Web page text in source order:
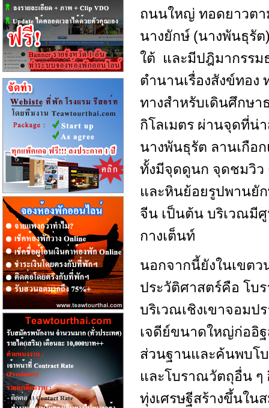
ถนนใหญ่ ทอดยาวตา
นางยักษ์ (นางพันธุรั
ใต้ และมีปฎิมากรรม
ตำนานเรื่องสังข์ทอง
ทางสำหรับเดินศึกษา
กิโลเมตร ผ่านจุดที่น่
นางพันธุรัต ลานเกือ
ทั้งมีจุดดูนก จุดชมวิว
และหินย้อยรูปพานยั
จีน เป็นต้น บริเวณมี
กางเต็นท์
นอกจากนี้ยังในเขต
ประวัติศาสตร์คือ โบ
บริเวณเชิงเขาจอมป
เจดีย์ขนาดใหญ่ก่ออิ
ส่วนฐานและค้นพบโ
และโบราณวัตถุอื่น
ทุ่งเศรษฐีสร้างขึ้นใน